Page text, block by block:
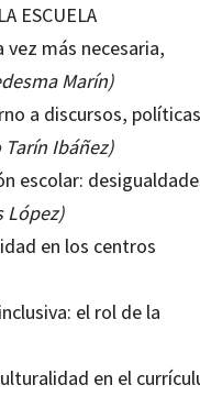
ESCUELA
vez más necesaria,
Marín)
a discursos,
Tarín Ibáñez)
escolar:
López)
en los centros
el rol de la
en el